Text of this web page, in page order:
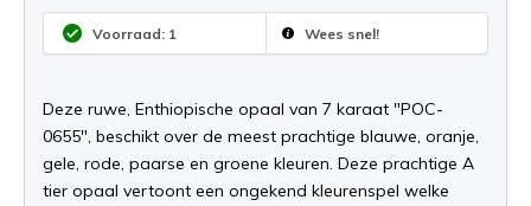
Voorraad: 1 Wees snel!
Deze ruwe, Enthiopische opaal van 7 karaat "POC-
0655", beschikt over de meest prachtige blauwe, oranje,
gele, rode, paarse en groene kleuren. Deze prachtige A
tier opaal vertoont een ongekend kleurenspel welke